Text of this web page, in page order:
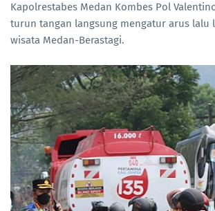
Kapolrestabes Medan Kombes Pol
turun tangan langsung mengatur arus lalu
wisata Medan-Berastagi.